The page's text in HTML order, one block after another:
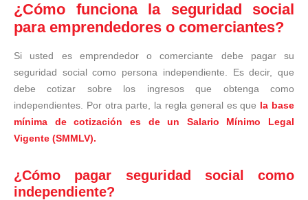
¿Cómo funciona la seguridad social
para emprendedores o comerciantes?
Si usted es emprendedor o comerciante debe pagar su
seguridad social como persona independiente. Es decir, que
debe cotizar sobre los ingresos que obtenga como
independientes. Por otra parte, la regla general es que la base
mínima de cotización es de un Salario Mínimo Legal
Vigente (SMMLV).
¿Cómo pagar seguridad social como
independiente?